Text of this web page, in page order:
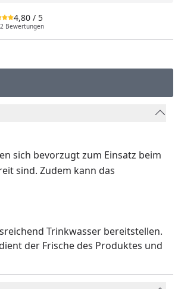
4,80 / 5
Bewertungen
sich bevorzugt zum Einsatz beim
sind. Zudem kann das
Trinkwasser bereitstellen.
der Frische des Produktes und